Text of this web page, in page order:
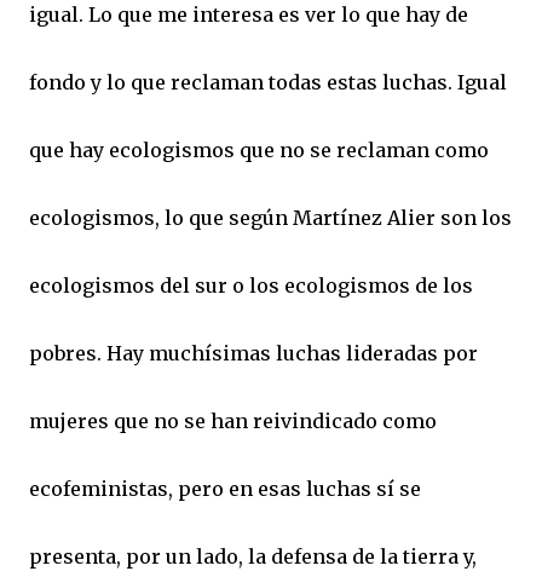
igual. Lo que me interesa es ver lo que hay de
fondo y lo que reclaman todas estas luchas. Igual
que hay ecologismos que no se reclaman como
ecologismos, lo que según Martínez Alier son los
ecologismos del sur o los ecologismos de los
pobres. Hay muchísimas luchas lideradas por
mujeres que no se han reivindicado como
ecofeministas, pero en esas luchas sí se
presenta, por un lado, la defensa de la tierra y,